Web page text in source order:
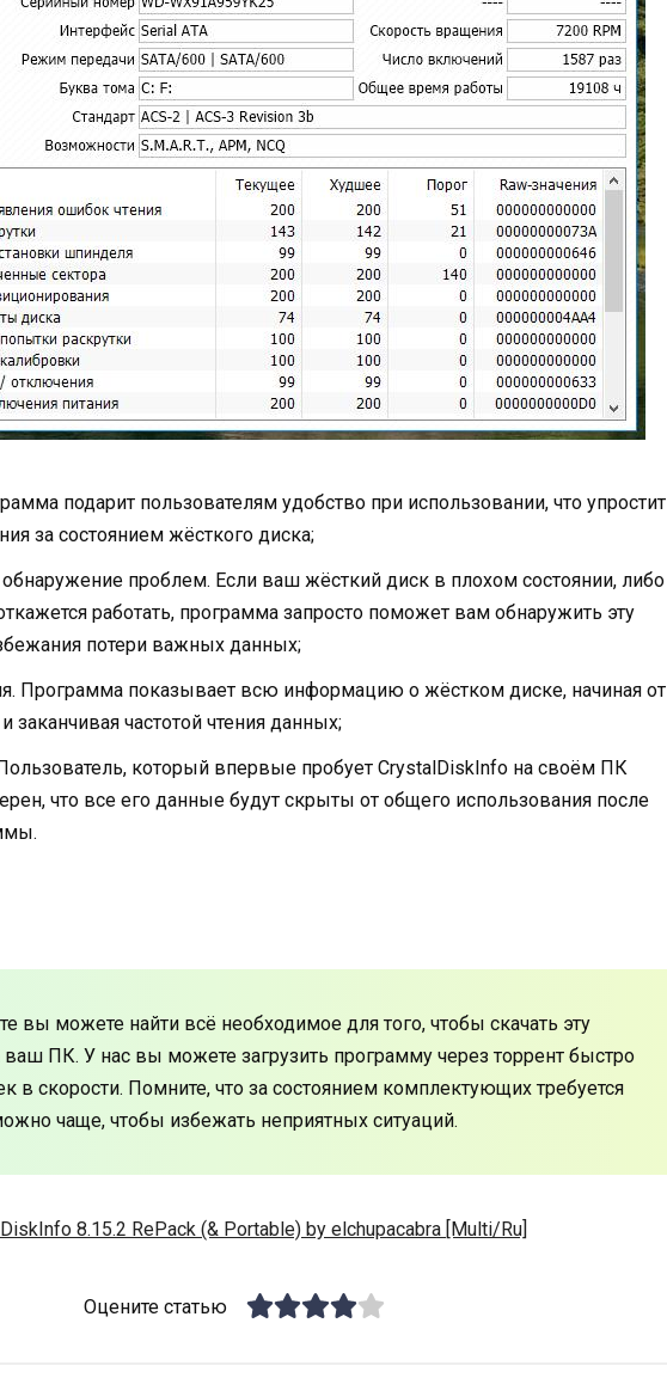
подарит пользователям удобство при использовании, что упростит
за состоянием жёсткого диска;
проблем. Если ваш жёсткий диск в плохом состоянии, либо
работать, программа запросто поможет вам обнаружить эту
потери важных данных;
Программа показывает всю информацию о жёстком диске, начиная от
заканчивая частотой чтения данных;
который впервые пробует CrystalDiskInfo на своём ПК
что все его данные будут скрыты от общего использования после
вы можете найти всё необходимое для того, чтобы скачать эту
ПК. У нас вы можете загрузить программу через торрент быстро
в скорости. Помните, что за состоянием комплектующих требуется
чаще, чтобы избежать неприятных ситуаций.
8.15.2 RePack (& Portable) by elchupacabra [Multi/Ru]
Оцените статью